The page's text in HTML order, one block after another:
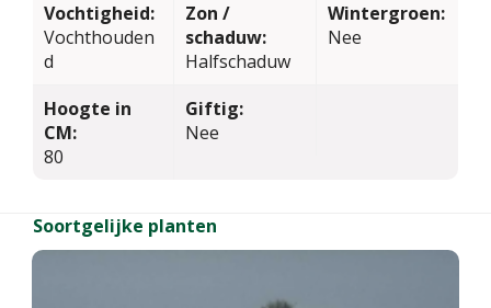
Vochtigheid:
Vochthouden
d
Zon /
schaduw:
Halfschaduw
Wintergroen:
Nee
Hoogte in
CM:
80
Giftig:
Nee
Soortgelijke planten